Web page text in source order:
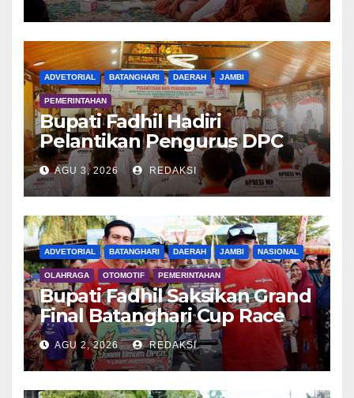
ADVETORIAL BATANGHARI DAERAH JAMBI
PEMERINTAHAN
Bupati Fadhil Hadiri
Pelantikan Pengurus DPC
APDESI MP
AGU 3, 2026 REDAKSI
ADVETORIAL BATANGHARI DAERAH JAMBI NASIONAL
OLAHRAGA OTOMOTIF PEMERINTAHAN
Bupati Fadhil Saksikan Grand
Final Batanghari Cup Race
2026
AGU 2, 2026 REDAKSI